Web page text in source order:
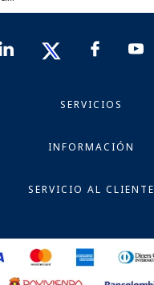
SERVICIOS
INFORMACIÓN
SERVICIO AL CLIENTE